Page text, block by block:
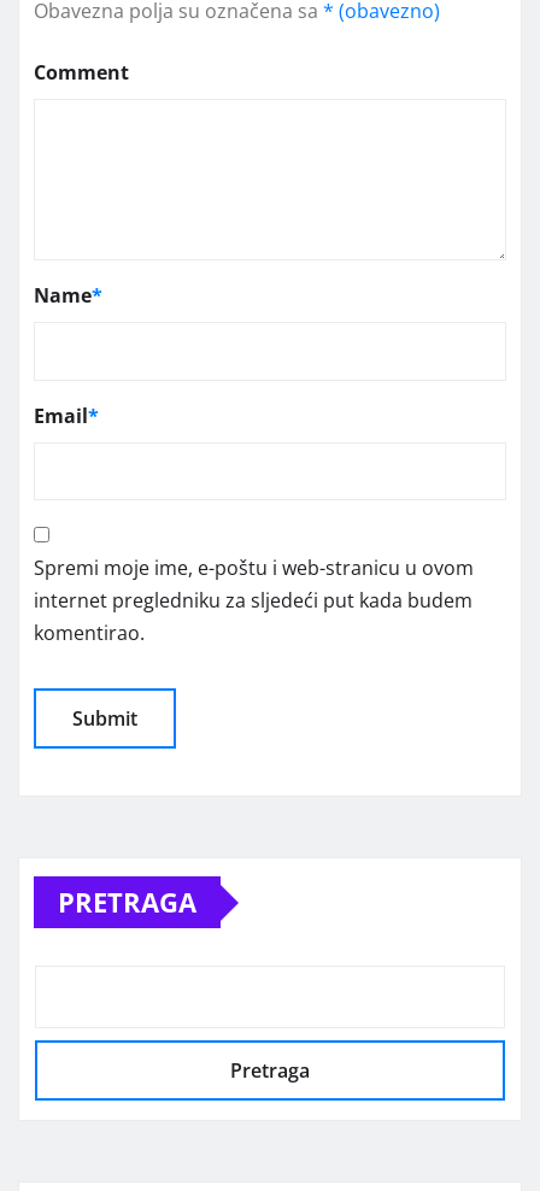
Obavezna polja su označena sa * (obavezno)
Comment
Name*
Email*
Spremi moje ime, e-poštu i web-stranicu u ovom
internet pregledniku za sljedeći put kada budem
komentirao.
PRETRAGA
Pretraga